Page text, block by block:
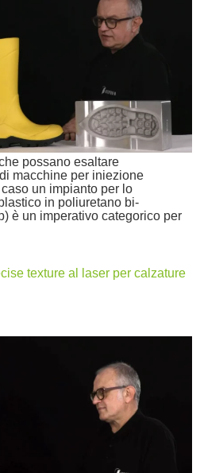
possano esaltare
macchine per iniezione
un impianto per lo
in poliuretano bi-
è un imperativo categorico per
texture al laser per calzature